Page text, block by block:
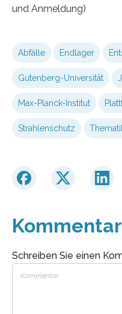
und Anmeldung)
Abfälle Endlager
Gutenberg-Universität
Max-Planck-Institut
Strahlenschutz
Schreiben Sie einen